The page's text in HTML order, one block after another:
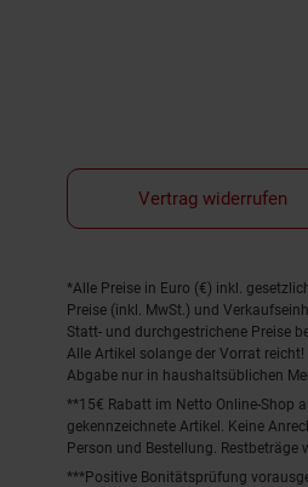
Vertrag widerrufen
Fußnoten
*Alle Preise in Euro (€) inkl.
Preise (inkl. MwSt.) und
Statt- und durchgestrichene Preise
Alle Artikel solange der Vorrat
Abgabe nur in haushaltsüblichen
**15€ Rabatt im Netto Online-Shop
gekennzeichnete Artikel. Keine
Person und Bestellung.
***Positive Bonitätsprüfung